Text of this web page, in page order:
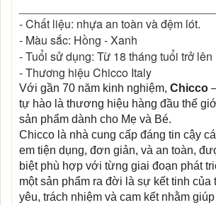
- Chất liệu: nhựa an toàn và đệm lót.
- Màu sắc: Hồng - Xanh
- Tuổi sử dụng: Từ 18 tháng tuổi trở lên
- Thương hiệu Chicco Italy
Với gần 70 năm kinh nghiệm, Chicco
tự hào là thương hiệu hàng đầu thế
sản phẩm dành cho Mẹ và Bé.
Chicco là nhà cung cấp đáng tin cậy
em tiện dụng, đơn giản, và an toàn,
biệt phù hợp với từng giai đoạn phát
một sản phẩm ra đời là sự kết tinh của
yêu, trách nhiệm và cam kết nhằm